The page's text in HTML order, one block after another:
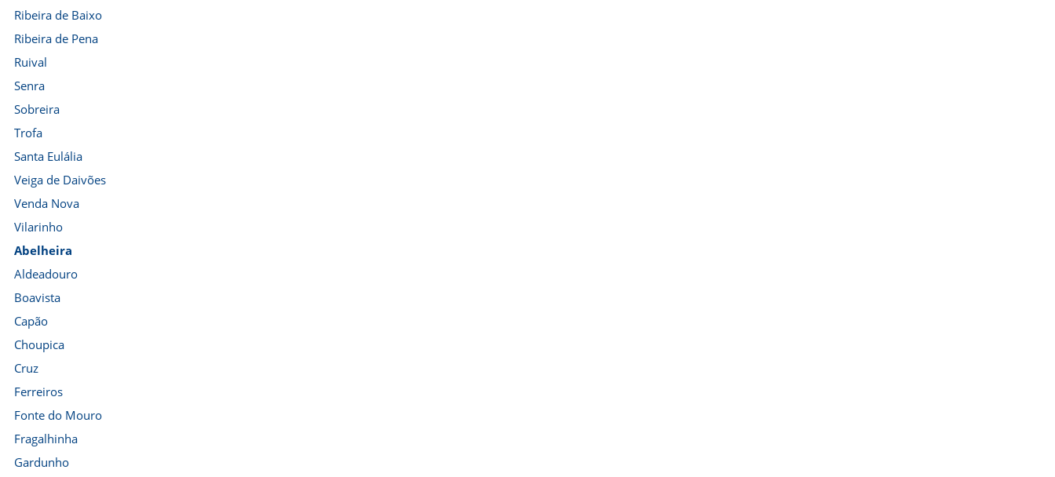
Ribeira de Baixo
Ribeira de Pena
Ruival
Senra
Sobreira
Trofa
Santa Eulália
Veiga de Daivões
Venda Nova
Vilarinho
Abelheira
Aldeadouro
Boavista
Capão
Choupica
Cruz
Ferreiros
Fonte do Mouro
Fragalhinha
Gardunho